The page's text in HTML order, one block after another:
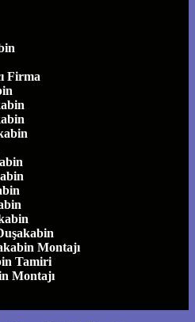
Firma
Montajı
Tamiri
Montajı